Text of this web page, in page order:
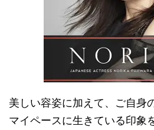
美しい容姿に加えて、ご自身
マイペースに生きている印象